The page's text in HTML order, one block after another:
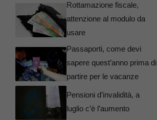
Rottamazione fiscale,
attenzione al modulo da
usare
Passaporti, come devi
sapere quest’anno prima di
partire per le vacanze
Pensioni d’invalidità, a
luglio c’è l’aumento